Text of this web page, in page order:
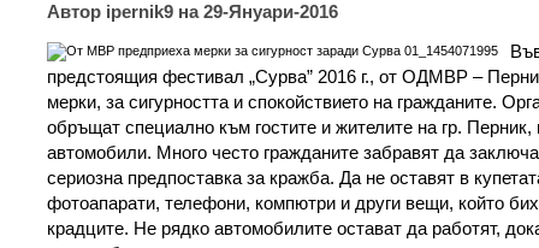
Автор ipernik9 на 29-Януари-2016
предстоящия фестивал „Сурва” 2016 г., от ОДМВР –
мерки, за сигурността и спокойствието на гражданите.
обръщат специално към гостите и жителите на гр. Перник,
автомобили. Много често гражданите забравят да
сериозна предпоставка за кражба. Да не оставят в
фотоапарати, телефони, компютри и други вещи, който
крадците. Не рядко автомобилите остават да работят,